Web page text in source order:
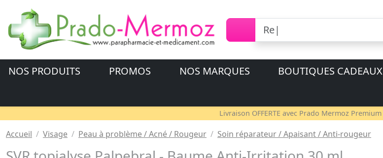
NOS PRODUITS PROMOS NOS MARQUES
BOUTIQUES CADEAUX
Livraison OFFERTE avec Prado Mermoz Premium
Accueil Visage Peau à problème / Acné / Rougeur Soin réparateur / Apaisant / Anti-rougeur